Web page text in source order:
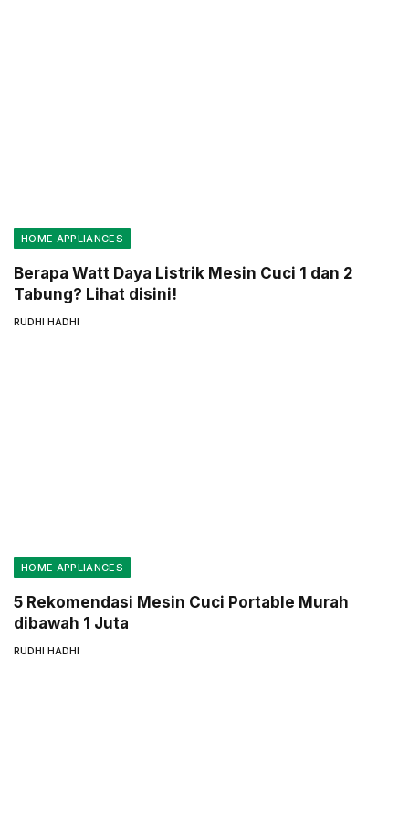
HOME APPLIANCES
Berapa Watt Daya Listrik Mesin Cuci 1 dan 2
Tabung? Lihat disini!
RUDHI HADHI
HOME APPLIANCES
5 Rekomendasi Mesin Cuci Portable Murah
dibawah 1 Juta
RUDHI HADHI